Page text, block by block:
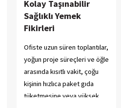
Kolay Taşınabilir
Sağlıklı Yemek
Fikirleri
Ofiste uzun süren toplantılar,
yoğun proje süreçleri ve öğle
arasında kısıtlı vakit, çoğu
kişinin hızlıca paket gıda
tüketmesine veya yüksek